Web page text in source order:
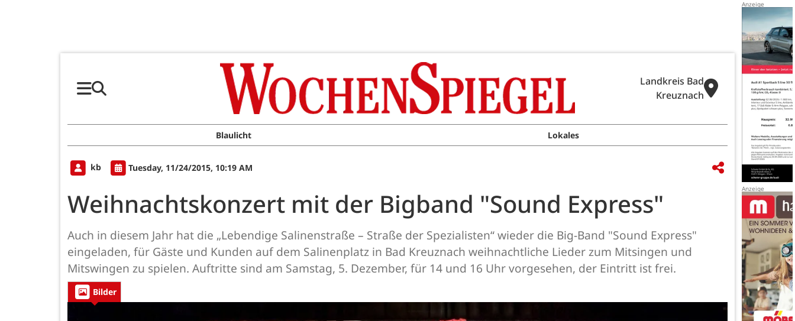
Landkreis Bad
Kreuznach
Blaulicht Lokales
kb Tuesday, 11/24/2015, 10:19 AM
Weihnachtskonzert mit der Bigband "Sound Express"
Auch in diesem Jahr hat die „Lebendige Salinenstraße – Straße der Spezialisten“ wieder die Big-Band "Sound Express"
eingeladen, für Gäste und Kunden auf dem Salinenplatz in Bad Kreuznach weihnachtliche Lieder zum Mitsingen und
Mitswingen zu spielen. Auftritte sind am Samstag, 5. Dezember, für 14 und 16 Uhr vorgesehen, der Eintritt ist frei.
Bilder